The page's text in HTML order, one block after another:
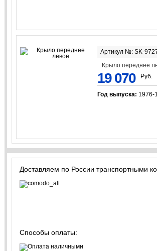
Артикул №: SK-
Крыло переднее
19 070 Руб.
Год выпуска: 1976-
Доставляем по России транспортными
Способы оплаты: